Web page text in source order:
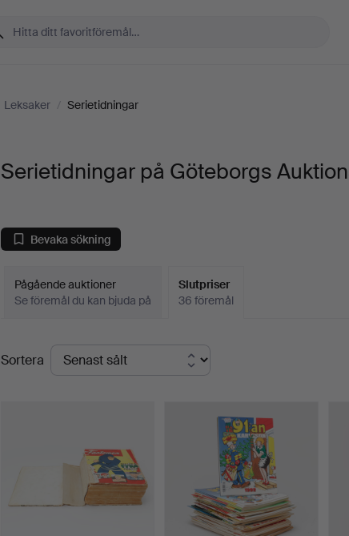
Leksaker / Serietidningar
Serietidningar på Göteborgs
Bevaka sökning
Pågående auktioner
Se föremål du kan bjuda på
Slutpriser
36 föremål
Slutpriser
Sortera